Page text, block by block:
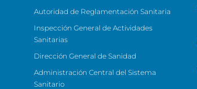
Autoridad de Reglamentación Sanitaria
Inspección General de Actividades
Sanitarias
Dirección General de Sanidad
Administración Central del Sistema
Sanitario